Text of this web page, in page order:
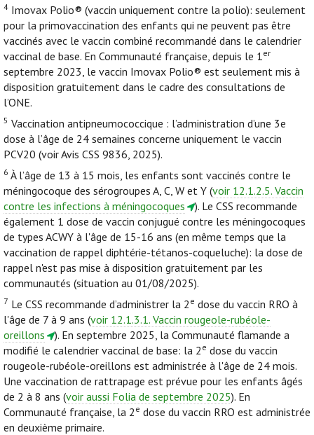
4 Imovax Polio® (vaccin uniquement contre la polio): seulement
pour la primovaccination des enfants qui ne peuvent pas être
vaccinés avec le vaccin combiné recommandé dans le calendrier
vaccinal de base. En Communauté française, depuis le 1er
septembre 2023, le vaccin Imovax Polio® est seulement mis à
disposition gratuitement dans le cadre des consultations de
l’ONE.
5 Vaccination antipneumococcique : l’administration d’une 3e
dose à l’âge de 24 semaines concerne uniquement le vaccin
PCV20 (voir Avis CSS 9836, 2025).
6 À l’âge de 13 à 15 mois, les enfants sont vaccinés contre le
méningocoque des sérogroupes A, C, W et Y (voir 12.1.2.5. Vaccin
contre les infections à méningocoques
). Le CSS recommande
également 1 dose de vaccin conjugué contre les méningocoques
de types ACWY à l'âge de 15-16 ans (en même temps que la
vaccination de rappel diphtérie-tétanos-coqueluche): la dose de
rappel n'est pas mise à disposition gratuitement par les
communautés (situation au 01/08/2025).
7 Le CSS recommande d’administrer la 2 e dose du vaccin RRO à
l'âge de 7 à 9 ans (voir 12.1.3.1. Vaccin rougeole-rubéole-
oreillons
). En septembre 2025, la Communauté flamande a
modifié le calendrier vaccinal de base: la 2 e dose du vaccin
rougeole-rubéole-oreillons est administrée à l'âge de 24 mois.
Une vaccination de rattrapage est prévue pour les enfants âgés
de 2 à 8 ans (voir aussi Folia de septembre 2025). En
Communauté française, la 2 e dose du vaccin RRO est administrée
en deuxième primaire.